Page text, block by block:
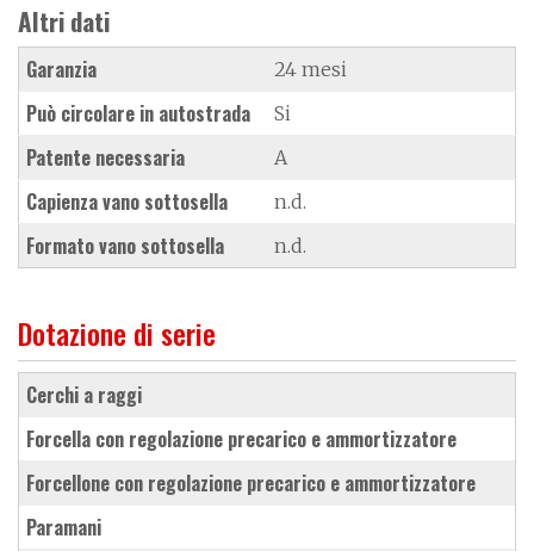
Altri dati
Garanzia 24 mesi
Può circolare in autostrada Si
Patente necessaria A
Capienza vano sottosella n.d.
Formato vano sottosella n.d.
Dotazione di serie
cerchi a raggi
forcella con regolazione precarico e ammortizzatore
forcellone con regolazione precarico e ammortizzatore
paramani